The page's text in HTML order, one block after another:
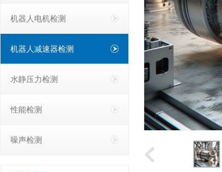
机器人电机检测
机器人减速器检测
水静压力检测
性能检测
噪声检测